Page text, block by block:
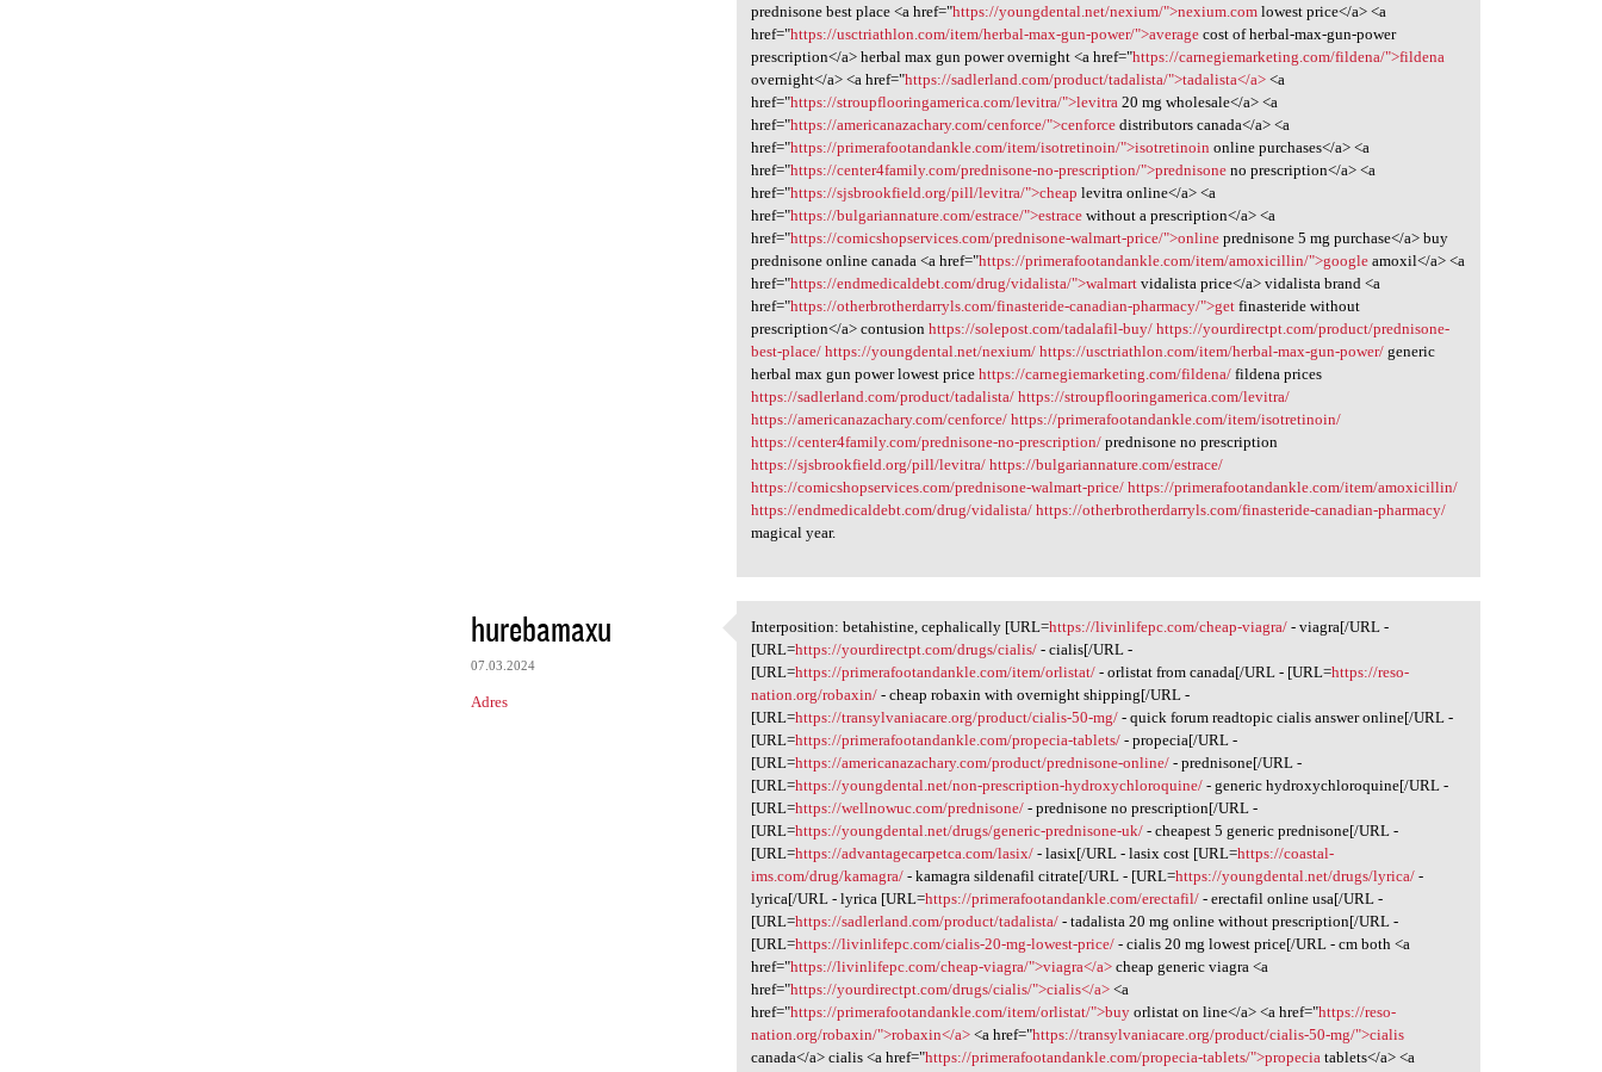
prednisone best place <a href="https://youngdental.net/nexium/">nexium.com lowest price</a> <a
href="https://usctriathlon.com/item/herbal-max-gun-power/">average cost of herbal-max-gun-power
prescription</a> herbal max gun power overnight <a href="https://carnegiemarketing.com/fildena/">fildena
overnight</a> <a href="https://sadlerland.com/product/tadalista/">tadalista</a> <a
href="https://stroupflooringamerica.com/levitra/">levitra 20 mg wholesale</a> <a
href="https://americanazachary.com/cenforce/">cenforce distributors canada</a> <a
href="https://primerafootandankle.com/item/isotretinoin/">isotretinoin online purchases</a> <a
href="https://center4family.com/prednisone-no-prescription/">prednisone no prescription</a> <a
href="https://sjsbrookfield.org/pill/levitra/">cheap levitra online</a> <a
href="https://bulgariannature.com/estrace/">estrace without a prescription</a> <a
href="https://comicshopservices.com/prednisone-walmart-price/">online prednisone 5 mg purchase</a> buy
prednisone online canada <a href="https://primerafootandankle.com/item/amoxicillin/">google amoxil</a> <a
href="https://endmedicaldebt.com/drug/vidalista/">walmart vidalista price</a> vidalista brand <a
href="https://otherbrotherdarryls.com/finasteride-canadian-pharmacy/">get finasteride without
prescription</a> contusionhttps://solepost.com/tadalafil-buy/ https://yourdirectpt.com/product/prednisone-
best-place/ https://youngdental.net/nexium/ https://usctriathlon.com/item/herbal-max-gun-power/ generic
herbal max gun power lowest pricehttps://carnegiemarketing.com/fildena/ fildena prices
https://sadlerland.com/product/tadalista/ https://stroupflooringamerica.com/levitra/
https://americanazachary.com/cenforce/ https://primerafootandankle.com/item/isotretinoin/
https://center4family.com/prednisone-no-prescription/ prednisone no prescription
https://sjsbrookfield.org/pill/levitra/ https://bulgariannature.com/estrace/
https://comicshopservices.com/prednisone-walmart-price/ https://primerafootandankle.com/item/amoxicillin/
https://endmedicaldebt.com/drug/vidalista/ https://otherbrotherdarryls.com/finasteride-canadian-pharmacy/
magical year.
hurebamaxu
07.03.2024
Adres
Interposition: betahistine,
Interposition: betahistine, cephalically [URL=https://livinlifepc.com/cheap-viagra/ - viagra[/URL -
[URL=https://yourdirectpt.com/drugs/cialis/ - cialis[/URL -
[URL=https://primerafootandankle.com/item/orlistat/ - orlistat from canada[/URL - [URL=https://reso-
nation.org/robaxin/ - cheap robaxin with overnight shipping[/URL -
[URL=https://transylvaniacare.org/product/cialis-50-mg/ - quick forum readtopic cialis answer online[/URL -
[URL=https://primerafootandankle.com/propecia-tablets/ - propecia[/URL -
[URL=https://americanazachary.com/product/prednisone-online/ - prednisone[/URL -
[URL=https://youngdental.net/non-prescription-hydroxychloroquine/ - generic hydroxychloroquine[/URL -
[URL=https://wellnowuc.com/prednisone/ - prednisone no prescription[/URL -
[URL=https://youngdental.net/drugs/generic-prednisone-uk/ - cheapest 5 generic prednisone[/URL -
[URL=https://advantagecarpetca.com/lasix/ - lasix[/URL - lasix cost [URL=https://coastal-
ims.com/drug/kamagra/ - kamagra sildenafil citrate[/URL - [URL=https://youngdental.net/drugs/lyrica/ -
lyrica[/URL - lyrica [URL=https://primerafootandankle.com/erectafil/ - erectafil online usa[/URL -
[URL=https://sadlerland.com/product/tadalista/ - tadalista 20 mg online without prescription[/URL -
[URL=https://livinlifepc.com/cialis-20-mg-lowest-price/ - cialis 20 mg lowest price[/URL - cm both <a
href="https://livinlifepc.com/cheap-viagra/">viagra</a> cheap generic viagra <a
href="https://yourdirectpt.com/drugs/cialis/">cialis</a> <a
href="https://primerafootandankle.com/item/orlistat/">buy orlistat on line</a> <a href="https://reso-
nation.org/robaxin/">robaxin</a> <a href="https://transylvaniacare.org/product/cialis-50-mg/">cialis
canada</a> cialis <a href="https://primerafootandankle.com/propecia-tablets/">propecia tablets</a> <a